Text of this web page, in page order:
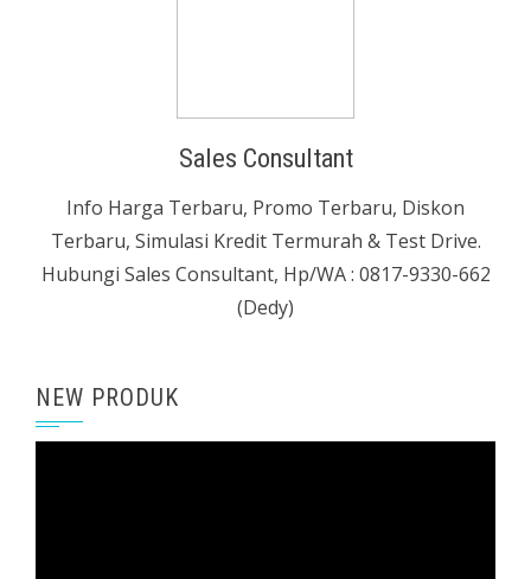
Sales Consultant
Info Harga Terbaru, Promo Terbaru, Diskon
Terbaru, Simulasi Kredit Termurah & Test Drive.
Hubungi Sales Consultant, Hp/WA : 0817-9330-662
(Dedy)
NEW PRODUK